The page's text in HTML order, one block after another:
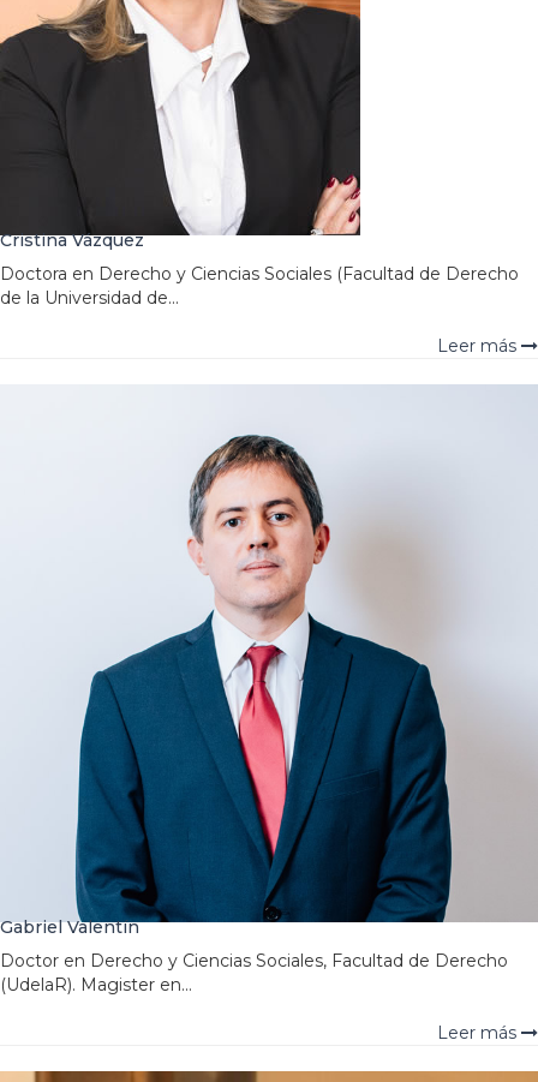
Cristina Vázquez
Doctora en Derecho y Ciencias Sociales (Facultad de Derecho
de la Universidad de...
Leer más
Gabriel Valentín
Doctor en Derecho y Ciencias Sociales, Facultad de Derecho
(UdelaR). Magister en...
Leer más